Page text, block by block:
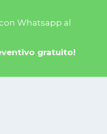
Whatsapp al
gratuito!